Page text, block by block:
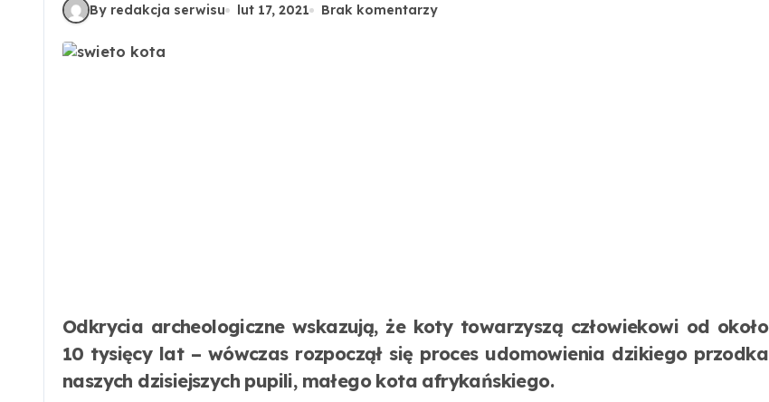
By redakcja serwisu lut 17, 2021 Brak komentarzy
Odkrycia archeologiczne wskazują, że koty towarzyszą człowiekowi od około
10 tysięcy lat – wówczas rozpoczął się proces udomowienia dzikiego przodka
naszych dzisiejszych pupili, małego kota afrykańskiego.